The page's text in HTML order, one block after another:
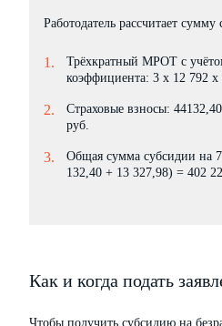
Работодатель рассчитает сумму
Трёхкратный МРОТ с
коэффициента: 3 х 12 792
Страховые взносы:
руб.
Общая сумма субсидии на
132,40 + 13 327,98) = 402
Как и когда подать
Чтобы получить субсидию на